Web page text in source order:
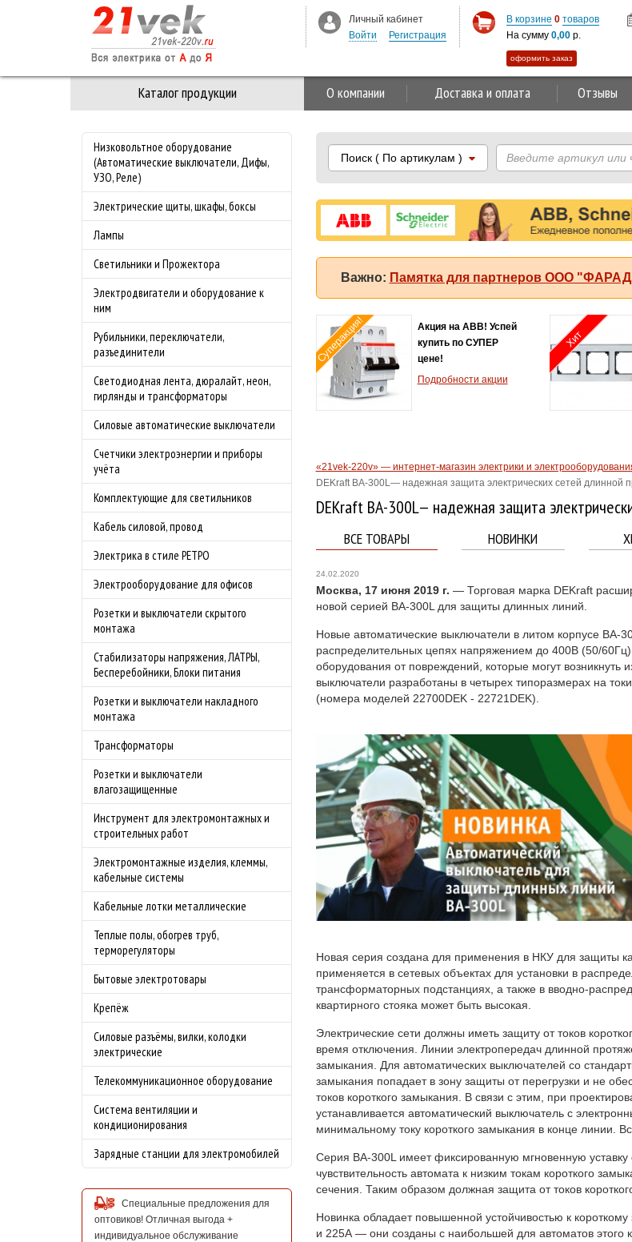
Каталог продукции О компании Доставка и оплата Отзывы
Низковольтное оборудование
(Автоматические выключатели, Дифы,
УЗО, Реле)
Электрические щиты, шкафы, боксы
Лампы
Светильники и Прожектора
Электродвигатели и оборудование к
ним
Рубильники, переключатели,
разъединители
Светодиодная лента, дюралайт, неон,
гирлянды и трансформаторы
Силовые автоматические выключатели
Счетчики электроэнергии и приборы
учёта
Комплектующие для светильников
Кабель силовой, провод
Электрика в стиле РЕТРО
Электрооборудование для офисов
Розетки и выключатели скрытого
монтажа
Стабилизаторы напряжения, ЛАТРЫ,
Бесперебойники, Блоки питания
Розетки и выключатели накладного
монтажа
Трансформаторы
Розетки и выключатели
влагозащищенные
Инструмент для электромонтажных и
строительных работ
Электромонтажные изделия, клеммы,
кабельные системы
Кабельные лотки металлические
Теплые полы, обогрев труб,
терморегуляторы
Бытовые электротовары
Крепёж
Силовые разъёмы, вилки, колодки
электрические
Телекоммуникационное оборудование
Система вентиляции и
кондиционирования
Зарядные станции для электромобилей
Специальные предложения для
оптовиков! Отличная выгода +
индивидуальное обслуживание
Поиск( По артикулам )
Важно: Памятка для партнеров ООО
Суперакция!
Акция на ABB! Успей
купить по СУПЕР
цене!
Подробности акции
Хит
«21vek-220v» — интернет-магазин электрики и
DEKraft ВА-300L— надежная защита электрических сетей длинной
DEKraft ВА-300L— надежная защита
ВСЕ ТОВАРЫ НОВИНКИ
24.02.2020
Москва, 17 июня 2019 г. — Торговая марка DEKraft
новой серией ВА-300L для защиты длинных линий.
Новые автоматические выключатели в литом корпусе ВА-
распределительных цепях напряжением до 400В (50/
оборудования от повреждений, которые могут возникнуть
выключатели разработаны в четырех типоразмерах на
(номера моделей 22700DEK - 22721DEK).
Новая серия создана для применения в НКУ для защиты
применяется в сетевых объектах для установки в
трансформаторных подстанциях, а также в вводно-
квартирного стояка может быть высокая.
Электрические сети должны иметь защиту от токов
время отключения. Линии электропередач длинной
замыкания. Для автоматических выключателей со
замыкания попадает в зону защиты от перегрузки и не
токов короткого замыкания. В связи с этим, при
устанавливается автоматический выключатель с
минимальному току короткого замыкания в конце линии.
Серия ВА-300L имеет фиксированную мгновенную
чувствительность автомата к низким токам короткого
сечения. Таким образом должная защита от токов
Новинка обладает повышенной устойчивостью к
и 225А — они созданы с наибольшей для автоматов этого
Личный кабинет
Войти
Регистрация
В корзине 0 товаров
На сумму 0,00 р.
оформить заказ